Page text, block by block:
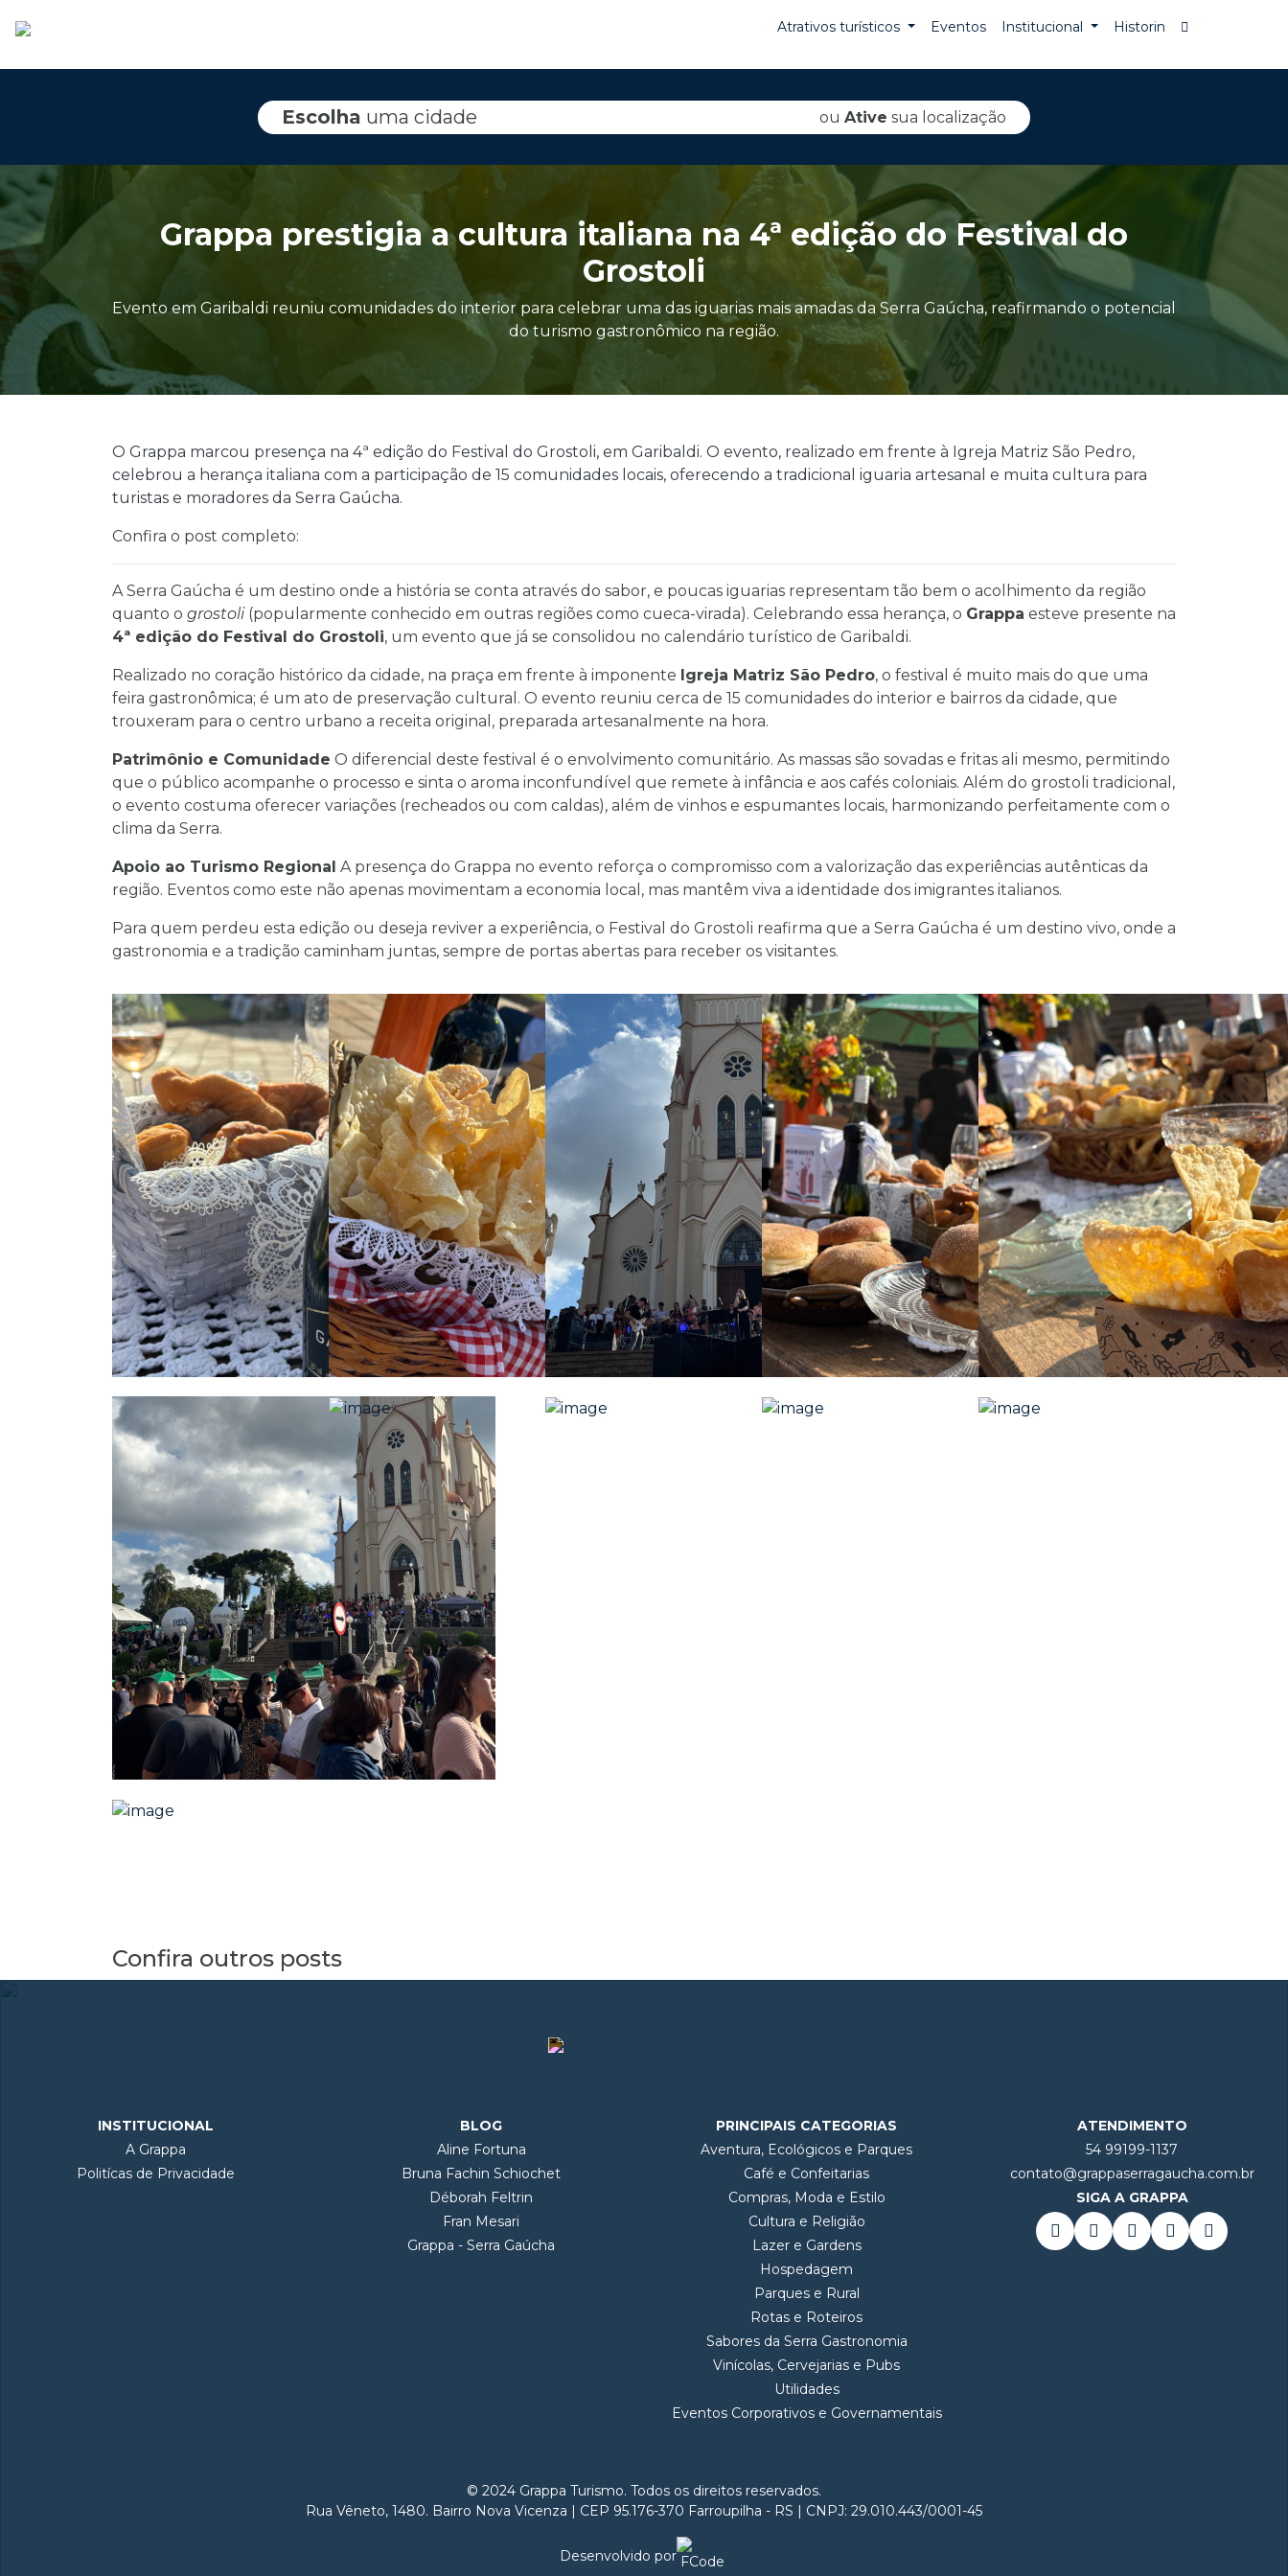
Atrativos turísticos Eventos Institucional Historin
Escolha uma cidade ouAtive sua localização
Grappa prestigia a cultura italiana na 4ª edição do Festival do
Grostoli
Evento em Garibaldi reuniu comunidades do interior para celebrar uma das iguarias mais amadas da Serra Gaúcha, reafirmando o potencial
do turismo gastronômico na região.
O Grappa marcou presença na 4ª edição do Festival do Grostoli, em Garibaldi. O evento, realizado em frente à Igreja Matriz São Pedro,
celebrou a herança italiana com a participação de 15 comunidades locais, oferecendo a tradicional iguaria artesanal e muita cultura para
turistas e moradores da Serra Gaúcha.
Confira o post completo:
A Serra Gaúcha é um destino onde a história se conta através do sabor, e poucas iguarias representam tão bem o acolhimento da região
quanto o grostoli(popularmente conhecido em outras regiões como cueca-virada). Celebrando essa herança, o Grappa esteve presente na
4ª edição do Festival do Grostoli, um evento que já se consolidou no calendário turístico de Garibaldi.
Realizado no coração histórico da cidade, na praça em frente à imponente Igreja Matriz São Pedro, o festival é muito mais do que uma
feira gastronômica; é um ato de preservação cultural. O evento reuniu cerca de 15 comunidades do interior e bairros da cidade, que
trouxeram para o centro urbano a receita original, preparada artesanalmente na hora.
Patrimônio e Comunidade O diferencial deste festival é o envolvimento comunitário. As massas são sovadas e fritas ali mesmo, permitindo
que o público acompanhe o processo e sinta o aroma inconfundível que remete à infância e aos cafés coloniais. Além do grostoli tradicional,
o evento costuma oferecer variações (recheados ou com caldas), além de vinhos e espumantes locais, harmonizando perfeitamente com o
clima da Serra.
Apoio ao Turismo Regional A presença do Grappa no evento reforça o compromisso com a valorização das experiências autênticas da
região. Eventos como este não apenas movimentam a economia local, mas mantêm viva a identidade dos imigrantes italianos.
Para quem perdeu esta edição ou deseja reviver a experiência, o Festival do Grostoli reafirma que a Serra Gaúcha é um destino vivo, onde a
gastronomia e a tradição caminham juntas, sempre de portas abertas para receber os visitantes.
Confira outros posts
INSTITUCIONAL
A Grappa
Politícas de Privacidade
BLOG
Aline Fortuna
Bruna Fachin Schiochet
Déborah Feltrin
Fran Mesari
Grappa - Serra Gaúcha
PRINCIPAIS CATEGORIAS
Aventura, Ecológicos e Parques
Café e Confeitarias
Compras, Moda e Estilo
Cultura e Religião
Lazer e Gardens
Hospedagem
Parques e Rural
Rotas e Roteiros
Sabores da Serra Gastronomia
Vinícolas, Cervejarias e Pubs
Utilidades
Eventos Corporativos e Governamentais
ATENDIMENTO
54 99199-1137
contato@grappaserragaucha.com.br
SIGA A GRAPPA
© 2024 Grappa Turismo. Todos os direitos reservados.
Rua Vêneto, 1480. Bairro Nova Vicenza | CEP 95.176-370 Farroupilha - RS | CNPJ: 29.010.443/0001-45
Desenvolvido por